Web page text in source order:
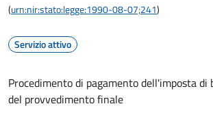
(urn:nir:stato:legge:1990-08-07;241)
Servizio attivo
Procedimento di pagamento dell'imposta di
del provvedimento finale